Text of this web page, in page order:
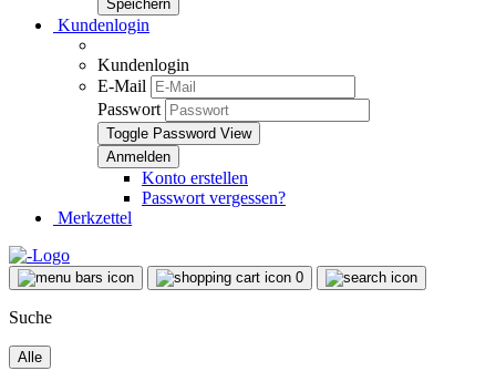
Kundenlogin
Kundenlogin
E-Mail
Passwort
Toggle Password View
Konto erstellen
Passwort vergessen?
Merkzettel
0
Suche
Alle